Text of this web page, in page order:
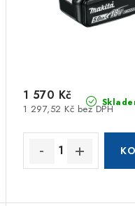
1 297,52 Kč bez DPH
1 570 Kč